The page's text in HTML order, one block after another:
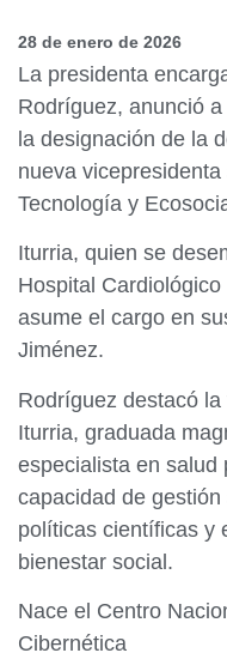
28 de enero de 2026
La presidenta
Rodríguez, anunció
la designación de la
nueva
Tecnología y
Iturria, quien se
Hospital
asume el cargo en
Jiménez.
​Rodríguez destacó
Iturria, graduada
especialista en salud
capacidad de
políticas científicas y
bienestar social.​
Nace el Centro
Cibernética